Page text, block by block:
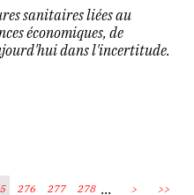
sanitaires liées au
économiques, de
dans l'incertitude.
276 277 278 ... > >>